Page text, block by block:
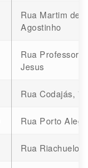
Rua Martim de
Agostinho
Rua Professor
Jesus
Rua Codajás,
Rua Porto
Rua Riachuelo,